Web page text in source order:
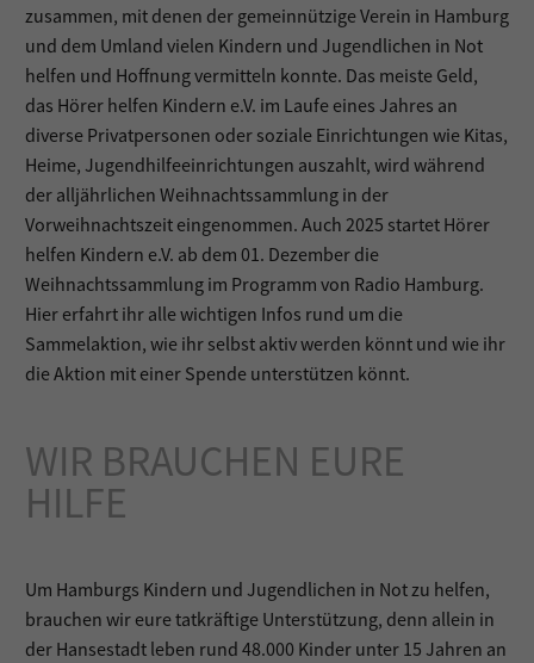
zusammen, mit denen der gemeinnützige Verein in Hamburg
und dem Umland vielen Kindern und Jugendlichen in Not
helfen und Hoffnung vermitteln konnte. Das meiste Geld,
das Hörer helfen Kindern e.V. im Laufe eines Jahres an
diverse Privatpersonen oder soziale Einrichtungen wie Kitas,
Heime, Jugendhilfeeinrichtungen auszahlt, wird während
der alljährlichen Weihnachtssammlung in der
Vorweihnachtszeit eingenommen. Auch 2025 startet Hörer
helfen Kindern e.V. ab dem 01. Dezember die
Weihnachtssammlung im Programm von Radio Hamburg.
Hier erfahrt ihr alle wichtigen Infos rund um die
Sammelaktion, wie ihr selbst aktiv werden könnt und wie ihr
die Aktion mit einer Spende unterstützen könnt.
WIR BRAUCHEN EURE
HILFE
Um Hamburgs Kindern und Jugendlichen in Not zu helfen,
brauchen wir eure tatkräftige Unterstützung, denn allein in
der Hansestadt leben rund 48.000 Kinder unter 15 Jahren an